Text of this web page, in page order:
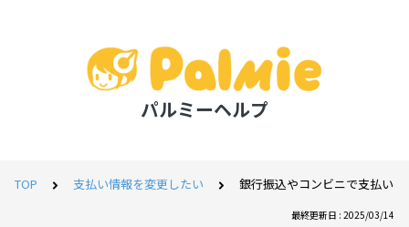
パルミーヘルプ
TOP 支払い情報を変更したい 銀行振込やコンビニで支払いた
最終更新日 : 2025/03/14